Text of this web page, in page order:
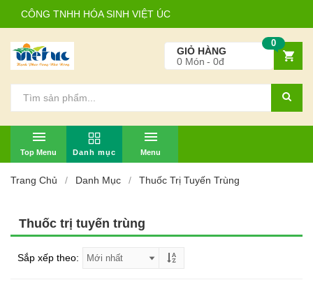
CÔNG TNHH HÓA SINH VIỆT ÚC
GIỎ HÀNG
0
0 Món 0đ
TOP MENU MENU
Trang Chủ Danh Mục Thuốc Trị Tuyến Trùng
Thuốc trị tuyến trùng
Sắp xếp theo: